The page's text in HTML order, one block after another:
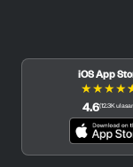
iOS App
★★★★
4.6(12.3K